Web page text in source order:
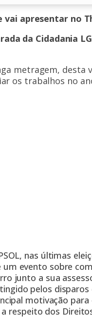
vai apresentar no
da Cidadania
metragem, desta
os trabalhos no
nas últimas
evento sobre
junto a sua
pelos
motivação para
respeito dos